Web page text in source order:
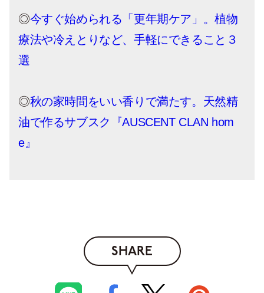
◎今すぐ始められる「更年期ケア」。植物
療法や冷えとりなど、手軽にできること３
選
◎秋の家時間をいい香りで満たす。天然精
油で作るサブスク『AUSCENT CLAN hom
e』
SHARE